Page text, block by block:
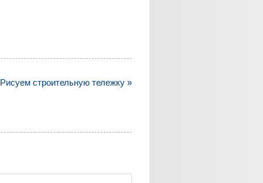
Рисуем строительную тележку »